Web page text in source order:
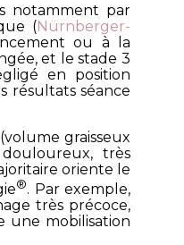
notamment par
(Nürnberger-
ou à la
et le stade 3
en position
résultats séance
graisseux
très
oriente le
®. Par exemple,
très précoce,
une mobilisation